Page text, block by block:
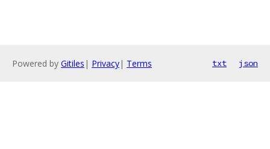
Powered by Gitiles | Privacy| Terms txt json